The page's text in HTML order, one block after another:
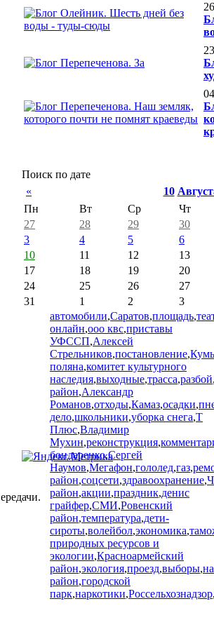
Поиск по дате
«
10
Пн
Вт Ср Чт
27
28 29 30
3
4 5 6
10
11 12 13
17
18 19 20
24
25 26 27
31
1 2 3
автомобили,Саратов,площадь,
онлайн,ооо квс,приставы
УФССП,Алексей
Стрельников,постановление,
поляна,комитет культурного
наследия,выходные,трасса,разбой,
район,Александр
Романов,отходы,Камаз,осадки,
дело,школьники,уборка снега,Т
Плюс,Владимир
Мухин,реконструкция,
бондаренко,Сергей
Наумов,Мегафон,гололед,газ,
район,соцсети,здравоохранение,
район,акции,праздник,денис
грайфер,СМИ,Ровенский
район,температура,дети-
сироты,волейбол,экономика,
природных ресурсов и
экологии,Красноармейский
район,экология,проезд,выборы,
район,городской
парк,наркотики,Россельхознадзор,